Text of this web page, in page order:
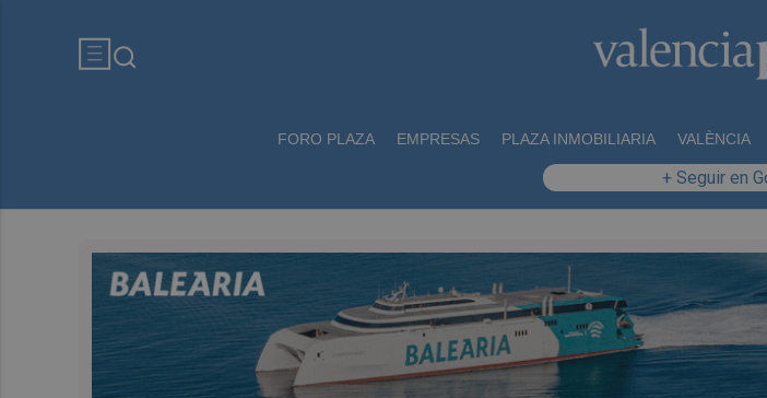
FORO PLAZA EMPRESAS PLAZA INMOBILIARIA VALÈNCIA
+ Seguir en